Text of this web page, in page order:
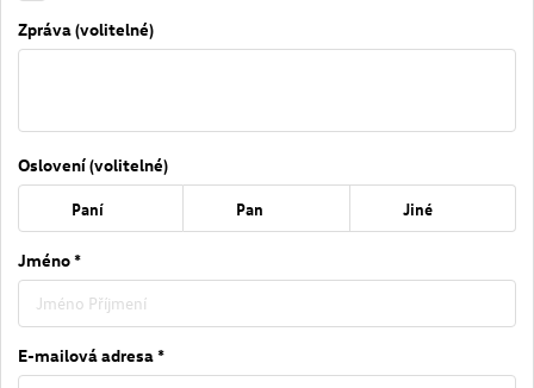
Zpráva (volitelné)
Oslovení (volitelné)
Paní Pan Jiné
Jméno *
E-mailová adresa *